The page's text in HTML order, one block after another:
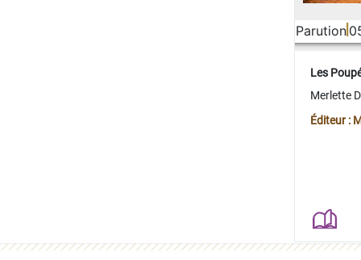
Parution
Les
Merlette
Éditeur :